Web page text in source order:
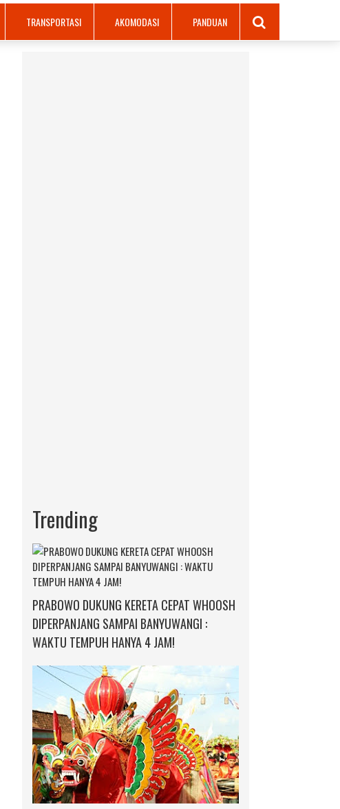
TRANSPORTASI AKOMODASI PANDUAN
Trending
PRABOWO DUKUNG KERETA CEPAT WHOOSH
DIPERPANJANG SAMPAI BANYUWANGI :
WAKTU TEMPUH HANYA 4 JAM!